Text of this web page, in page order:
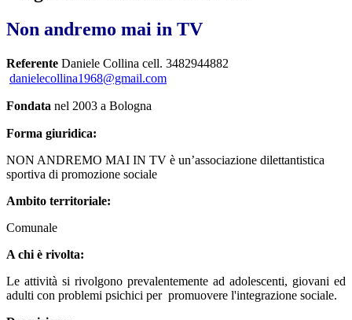
Non andremo mai in TV
Referente Daniele Collina cell. 3482944882
danielecollina1968@gmail.com
Fondata nel 2003 a Bologna
Forma giuridica:
NON ANDREMO MAI IN TV è un’associazione dilettantistica
sportiva di promozione sociale
Ambito territoriale:
Comunale
A chi è rivolta:
Le attività si rivolgono prevalentemente ad adolescenti, giovani ed
adulti con problemi psichici per promuovere l'integrazione sociale.